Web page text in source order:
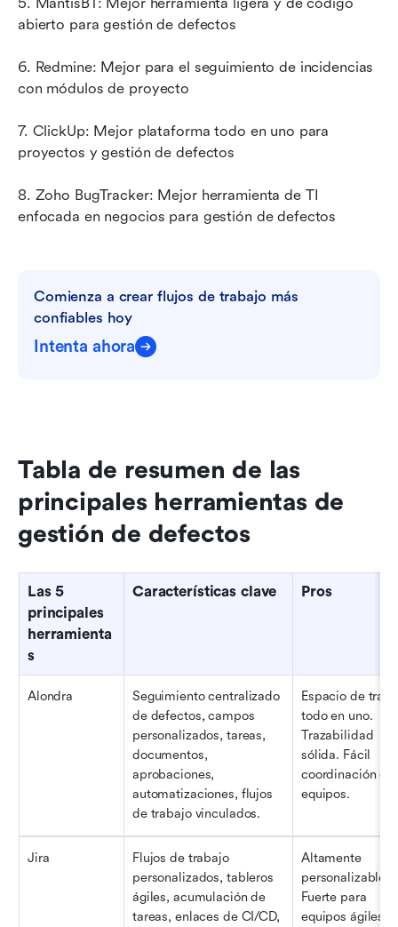
abierto para gestión de defectos
6. Redmine: Mejor para el seguimiento de incidencias
con módulos de proyecto
7. ClickUp: Mejor plataforma todo en uno para
proyectos y gestión de defectos
8. Zoho BugTracker: Mejor herramienta de TI
enfocada en negocios para gestión de defectos
Comienza a crear flujos de trabajo más
confiables hoy
Intenta ahora
Tabla de resumen de las
principales herramientas de
gestión de defectos
Las 5
principales
herramienta
s
Características clave Pros
Alondra
Seguimiento centralizado
de defectos, campos
personalizados, tareas,
documentos,
aprobaciones,
automatizaciones, flujos
de trabajo vinculados.
Espacio de
todo en uno.
Trazabilidad
sólida. Fácil
coordinación
equipos.
Jira
Flujos de trabajo
personalizados, tableros
ágiles, acumulación de
tareas, enlaces de CI/CD,
Altamente
personalizable.
Fuerte para
equipos ágiles.